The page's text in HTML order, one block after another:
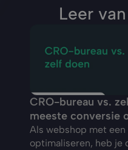
Leer
CRO-bureau vs.
meeste conversie
Als webshop met
optimaliseren, heb je